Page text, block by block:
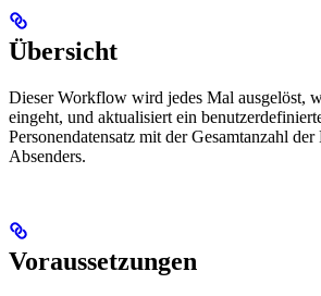
Übersicht
Dieser Workflow wird jedes Mal ausgelöst,
eingeht, und aktualisiert ein
Personendatensatz mit der Gesamtanzahl
Absenders.
Voraussetzungen